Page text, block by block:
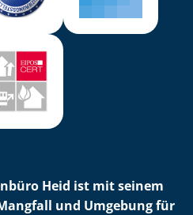
Heid ist mit seinem
und Umgebung für